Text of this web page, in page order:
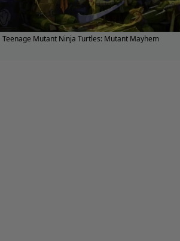
Teenage Mutant Ninja Turtles: Mutant Mayhem